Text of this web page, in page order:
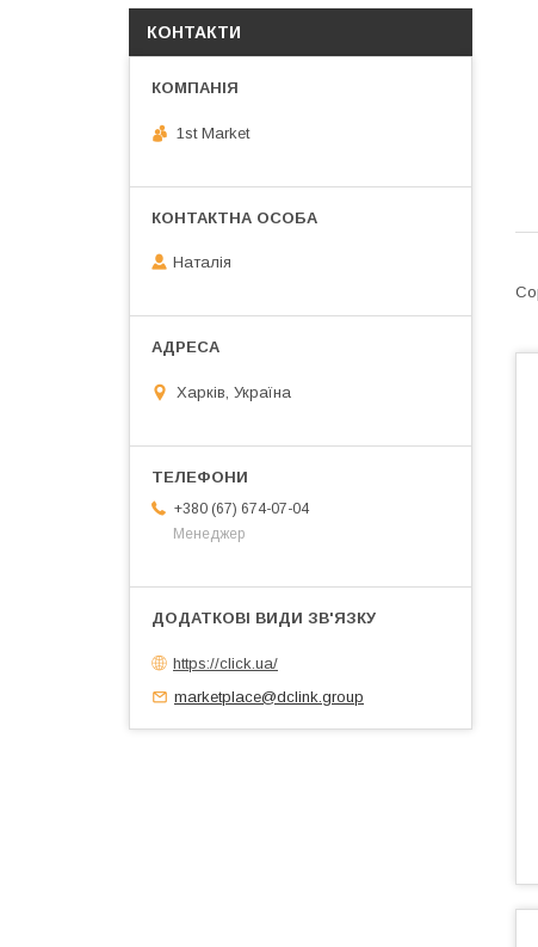
КОНТАКТИ
1st Market
Наталія
Харків, Україна
+380 (67) 674-07-04
Менеджер
https://click.ua/
marketplace@dclink.group